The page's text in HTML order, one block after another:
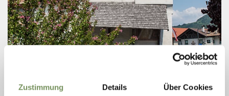
Zustimmung Details Über Cookies
CHIESETTA DI SAN GIACOMO A RABLÀ